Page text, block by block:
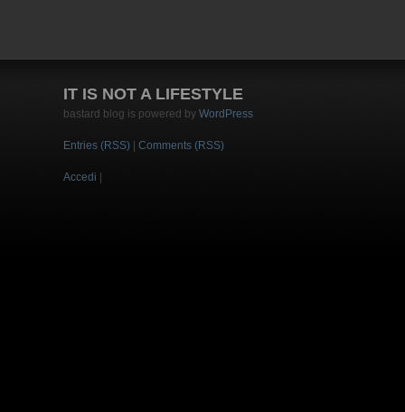
IT IS NOT A LIFESTYLE
bastard blog is powered by WordPress
Entries (RSS) Comments (RSS)
Accedi